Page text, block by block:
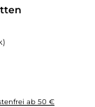
ab 50 €